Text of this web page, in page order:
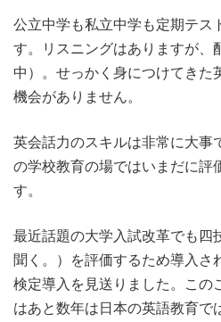
公立中学も私立中学も定期テス
す。リスニングはありますが、
中）。せっかく身につけてきた
機会がありません。
英会話力のスキルは非常に大事
の学校教育の場ではいまだに評
す。
最近話題の大学入試改革でも四
聞く。）を評価するため導入さ
検定導入を見送りました。この
はあと数年は日本の英語教育で